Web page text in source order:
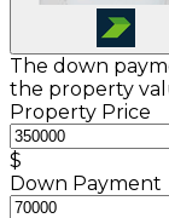
The down
the property
Property Price
$
Down Payment